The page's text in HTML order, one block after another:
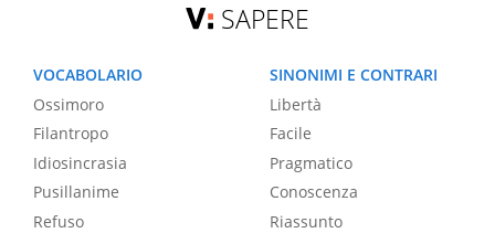
SAPERE
VOCABOLARIO
Ossimoro
Filantropo
Idiosincrasia
Pusillanime
Refuso
SINONIMI E CONTRARI
Libertà
Facile
Pragmatico
Conoscenza
Riassunto